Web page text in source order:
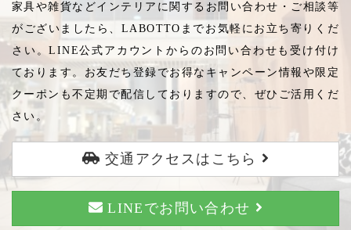
家具や雑貨などインテリアに関するお問い合わせ・ご相談等
がございましたら、LABOTTOまでお気軽にお立ち寄りくだ
さい。LINE公式アカウントからのお問い合わせも受け付け
ております。お友だち登録でお得なキャンペーン情報や限定
クーポンも不定期で配信しておりますので、ぜひご活用くだ
さい。
交通アクセスはこちら
LINEでお問い合わせ